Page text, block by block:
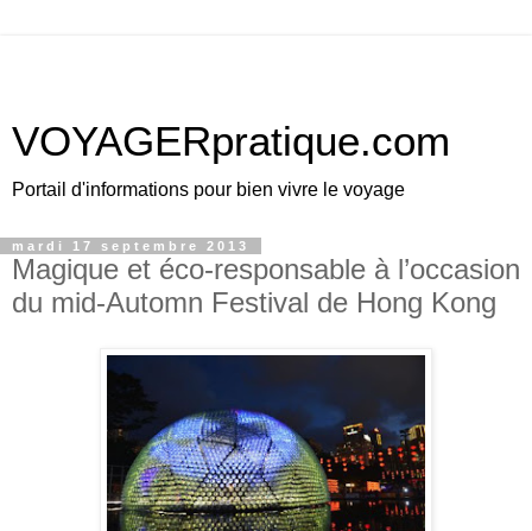
VOYAGERpratique.com
Portail d'informations pour bien vivre le voyage
mardi 17 septembre 2013
Magique et éco-responsable à l’occasion
du mid-Automn Festival de Hong Kong